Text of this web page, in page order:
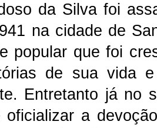
da Silva foi
na cidade de
popular que foi
de sua vida
Entretanto já no
oficializar a